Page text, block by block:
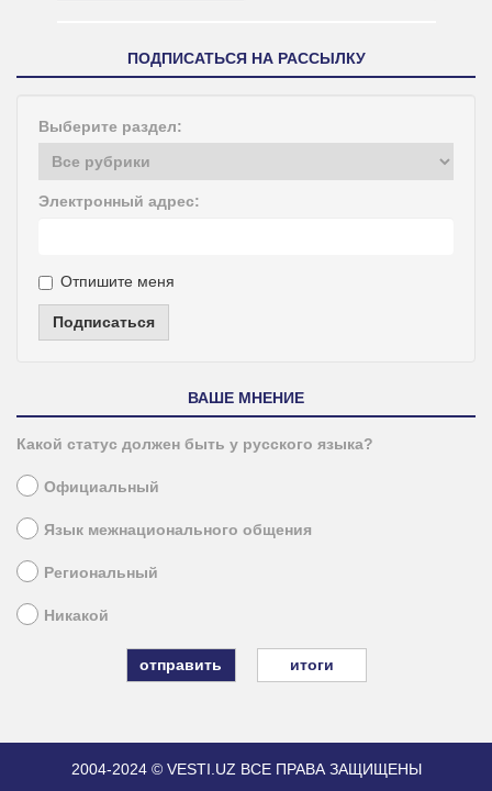
ПОДПИСАТЬСЯ НА РАССЫЛКУ
Выберите раздел:
Электронный адрес:
Отпишите меня
Подписаться
ВАШЕ МНЕНИЕ
Какой статус должен быть у русского языка?
Официальный
Язык межнационального общения
Региональный
Никакой
итоги
2004-2024 © VESTI.UZ ВСЕ ПРАВА ЗАЩИЩЕНЫ